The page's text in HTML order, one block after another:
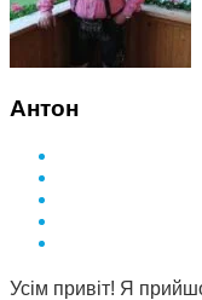
Антон
Усім привіт! Я